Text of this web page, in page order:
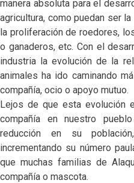
manera absoluta para el
agricultura, como puedan ser
la proliferación de roedores,
o ganaderos, etc. Con el
industria la evolución de la
animales ha ido caminando
compañía, ocio o apoyo mutuo.
Lejos de que esta evolución
compañía en nuestro
reducción en su
incrementando su número
que muchas familias de
compañía o mascota.